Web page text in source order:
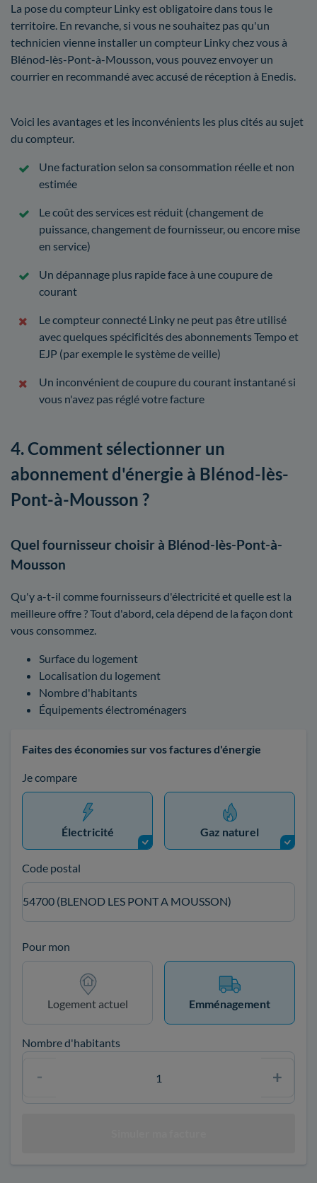
La pose du compteur Linky est obligatoire dans tous le
territoire. En revanche, si vous ne souhaitez pas qu'un
technicien vienne installer un compteur Linky chez vous à
Blénod-lès-Pont-à-Mousson, vous pouvez envoyer un
courrier en recommandé avec accusé de réception à Enedis.
Voici les avantages et les inconvénients les plus cités au sujet
du compteur.
Une facturation selon sa consommation réelle et non
estimée
Le coût des services est réduit (changement de
puissance, changement de fournisseur, ou encore mise
en service)
Un dépannage plus rapide face à une coupure de
courant
Le compteur connecté Linky ne peut pas être utilisé
avec quelques spécificités des abonnements Tempo et
EJP (par exemple le système de veille)
Un inconvénient de coupure du courant instantané si
vous n'avez pas réglé votre facture
4. Comment sélectionner un
abonnement d'énergie à Blénod-lès-
Pont-à-Mousson ?
Quel fournisseur choisir à Blénod-lès-Pont-à-
Mousson
Qu'y a-t-il comme fournisseurs d'électricité et quelle est la
meilleure offre ? Tout d'abord, cela dépend de la façon dont
vous consommez.
Surface du logement
Localisation du logement
Nombre d'habitants
Équipements électroménagers
Faites des économies sur vos factures d'énergie
Je compare
Électricité Gaz naturel
Code postal
54700 (BLENOD LES PONT A MOUSSON)
Pour mon
Logement actuel Emménagement
Nombre d'habitants